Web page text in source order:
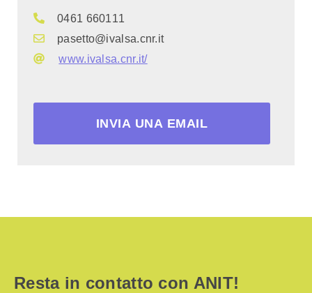
0461 660111
pasetto@ivalsa.cnr.it
www.ivalsa.cnr.it/
INVIA UNA EMAIL
Resta in contatto con ANIT!